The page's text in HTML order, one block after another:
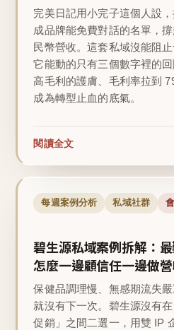
完美日記用小完子這個人設
成品牌能免費對話的名單，
民幣營收。這套私域沒能阻
它能動的只有三個數字裡的
高毛利的護膚、毛利率拉到
成為轉型止血的底氣。
閱讀全文
每週案例分析 私域社群
碧生源私域案例拆解：
怎麼一邊顧信任一邊做營
保健品調理慢、無感期流失
就沒有下一次。碧生源沒有
促銷」之間二選一，用雙 IP